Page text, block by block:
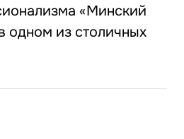
«Минский
одном из столичных